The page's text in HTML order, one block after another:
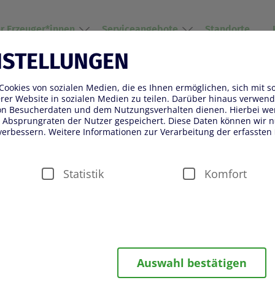
von sozialen Medien, die es Ihnen ermöglichen, sich mit
Website in sozialen Medien zu teilen. Darüber hinaus
Besucherdaten und dem Nutzungsverhalten dienen. Hierbei
der Nutzer gespeichert. Diese Daten können wir
Weitere Informationen zur Verarbeitung der
Statistik Komfort
von Sicherheitsfunktionalitäten verwendet, die
fällt beispielsweise die Speicherung Ihrer Einstellung für das
Besuch der Seite eine schnellere Nutzung unserer Dienste
Auswahl bestätigen
Erzeuger*innen Serviceangebote Standorte
HERZ FÜR DIE SPECIAL
WORLD GAMES